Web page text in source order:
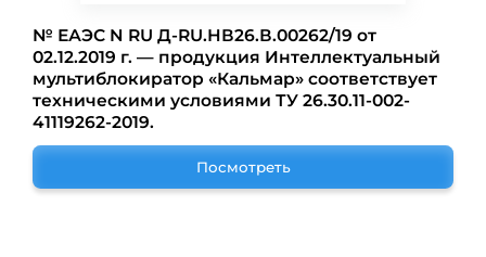
№ ЕАЭС N RU Д-RU.НВ26.В.00262/19 от
02.12.2019 г. — продукция Интеллектуальный
мультиблокиратор «Кальмар» соответствует
техническими условиями ТУ 26.30.11-002-
41119262-2019.
Посмотреть